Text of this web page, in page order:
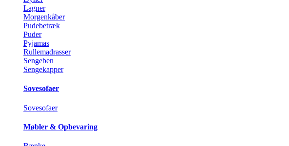
Lagner
Morgenkåber
Pudebetræk
Puder
Pyjamas
Rullemadrasser
Sengeben
Sengekapper
Sovesofaer
Sovesofaer
Møbler & Opbevaring